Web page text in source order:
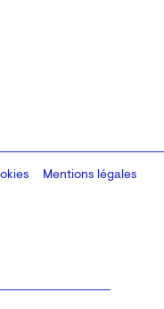
Mentions légales